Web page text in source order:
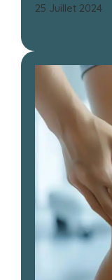
25 Juillet 2024